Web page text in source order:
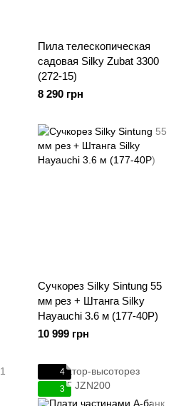
Пила телескопическая
садовая Silky Zubat 3300
(272-15)
8 290 грн
Сучкорез Silky Sintung 55
мм рез + Штанга Silky
Hayauchi 3.6 м (177-40P)
10 999 грн
4
3